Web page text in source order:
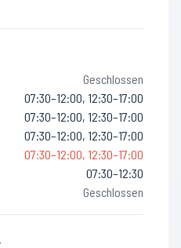
Geschlossen
07:30–12:00, 12:30–17:00
07:30–12:00, 12:30–17:00
07:30–12:00, 12:30–17:00
07:30–12:00, 12:30–17:00
07:30–12:30
Geschlossen